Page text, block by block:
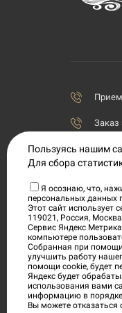
Заказ
Политика
Согласие
Условия
Пользуясь нашим
Для сбора
Я осознаю, что,
персональных данных
Этот сайт использует
119021, Россия,
Сервис Яндекс
компьютере
Собранная при
улучшить работу
помощи cookie, будет
Яндекс будет
использования вами
информацию в
Вы можете отказаться